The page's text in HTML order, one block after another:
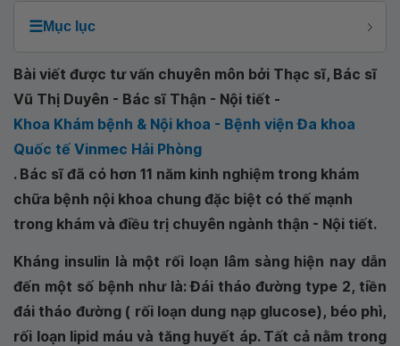
☰Mục lục
Bài viết được tư vấn chuyên môn bởi Thạc sĩ, Bác sĩ
Vũ Thị Duyên - Bác sĩ Thận - Nội tiết -
Khoa Khám bệnh & Nội khoa - Bệnh viện Đa khoa
Quốc tế Vinmec Hải Phòng
. Bác sĩ đã có hơn 11 năm kinh nghiệm trong khám
chữa bệnh nội khoa chung đặc biệt có thế mạnh
trong khám và điều trị chuyên ngành thận - Nội tiết.
Kháng insulin là một rối loạn lâm sàng hiện nay dẫn
đến một số bệnh như là: Đái tháo đường type 2, tiền
đái tháo đường ( rối loạn dung nạp glucose), béo phì,
rối loạn lipid máu và tăng huyết áp. Tất cả nằm trong